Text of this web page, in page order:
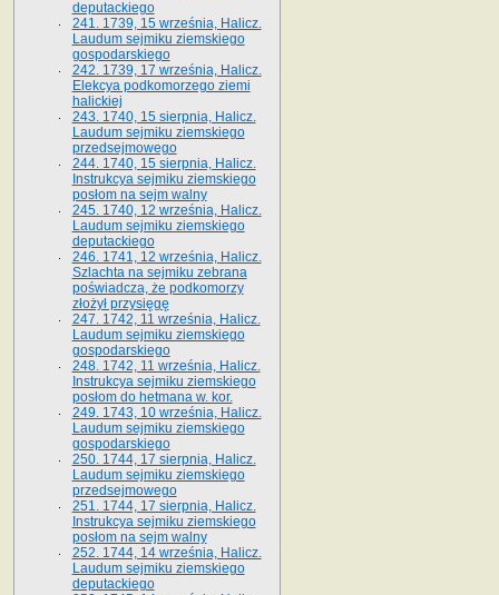
deputackiego
241. 1739, 15 września, Halicz.
Laudum sejmiku ziemskiego
gospodarskiego
242. 1739, 17 września, Halicz.
Elekcya podkomorzego ziemi
halickiej
243. 1740, 15 sierpnia, Halicz.
Laudum sejmiku ziemskiego
przedsejmowego
244. 1740, 15 sierpnia, Halicz.
Instrukcya sejmiku ziemskiego
posłom na sejm walny
245. 1740, 12 września, Halicz.
Laudum sejmiku ziemskiego
deputackiego
246. 1741, 12 września, Halicz.
Szlachta na sejmiku zebrana
poświadcza, że podkomorzy
złożył przysięgę
247. 1742, 11 września, Halicz.
Laudum sejmiku ziemskiego
gospodarskiego
248. 1742, 11 września, Halicz.
Instrukcya sejmiku ziemskiego
posłom do hetmana w. kor.
249. 1743, 10 września, Halicz.
Laudum sejmiku ziemskiego
gospodarskiego
250. 1744, 17 sierpnia, Halicz.
Laudum sejmiku ziemskiego
przedsejmowego
251. 1744, 17 sierpnia, Halicz.
Instrukcya sejmiku ziemskiego
posłom na sejm walny
252. 1744, 14 września, Halicz.
Laudum sejmiku ziemskiego
deputackiego